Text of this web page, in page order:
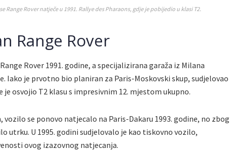
Range Rover natječe u 1991. Rallye des Pharaons, gdje je pobijedio u klasi T2.
Range Rover
Rover 1991. godine, a specijalizirana garaža iz Milana
Iako je prvotno bio planiran za Paris-Moskovski skup, sudjelovao
je osvojio T2 klasu s impresivnim 12. mjestom ukupno.
vozilo se ponovo natjecalo na Paris-Dakaru 1993. godine, no zbog
utrku. U 1995. godini sudjelovalo je kao tiskovno vozilo,
ovog izazovnog natjecanja.